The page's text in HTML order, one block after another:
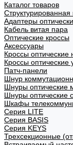
Каталог товаров
Адаптеры
Кабель витая пара
Оптические кроссы
Аксессуары
Кроссы оптические
Кроссы оптические
Патч-панели
Шнур
Шнуры оптические
Шнуры оптические
Шкафы
Cерия LITE
Cерия BASIS
Cерия KEYS
Трехсекционные